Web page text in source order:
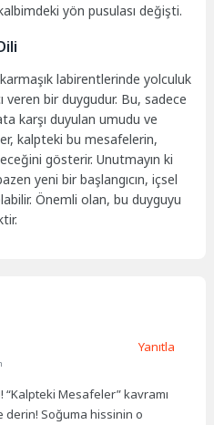
yön pusulası değişti.
labirentlerinde yolculuk
bir duygudur. Bu, sadece
karşı duyulan umudu ve
kalpteki bu mesafelerin,
gösterir. Unutmayın ki
yeni bir başlangıcın, içsel
Önemli olan, bu duyguyu
“Kalpteki Mesafeler” kavramı
derin! Soğuma hissinin o
Yanıtla